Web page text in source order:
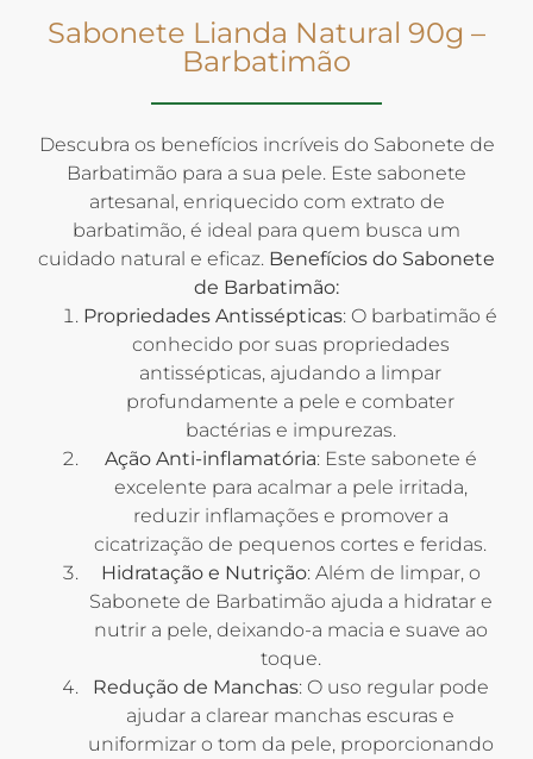
Sabonete Lianda Natural 90g –
Barbatimão
Descubra os benefícios incríveis do Sabonete de
Barbatimão para a sua pele. Este sabonete
artesanal, enriquecido com extrato de
barbatimão, é ideal para quem busca um
cuidado natural e eficaz. Benefícios do Sabonete
de Barbatimão:
Propriedades Antissépticas: O barbatimão é
conhecido por suas propriedades
antissépticas, ajudando a limpar
profundamente a pele e combater
bactérias e impurezas.
Ação Anti-inflamatória: Este sabonete é
excelente para acalmar a pele irritada,
reduzir inflamações e promover a
cicatrização de pequenos cortes e feridas.
Hidratação e Nutrição: Além de limpar, o
Sabonete de Barbatimão ajuda a hidratar e
nutrir a pele, deixando-a macia e suave ao
toque.
Redução de Manchas: O uso regular pode
ajudar a clarear manchas escuras e
uniformizar o tom da pele, proporcionando